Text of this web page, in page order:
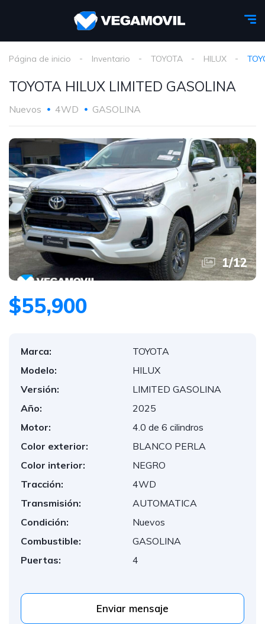
Página de inicio Inventario TOYOTA HILUX
TOYOTA HILUX LIMITED GASOLINA
Nuevos 4WD GASOLINA
1/12
$55,900
Marca:
TOYOTA
Modelo:
HILUX
Versión:
LIMITED GASOLINA
Año:
2025
Motor:
4.0 de 6 cilindros
Color exterior:
BLANCO PERLA
Color interior:
NEGRO
Tracción:
4WD
Transmisión:
AUTOMATICA
Condición:
Nuevos
Combustible:
GASOLINA
Puertas:
4
Enviar mensaje